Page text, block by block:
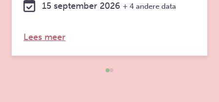
15 september 2026 + 4 andere data
Lees meerover: Dappere Dino’s